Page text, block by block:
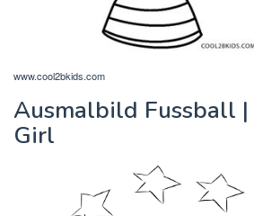
www.cool2bkids.com
Ausmalbild Fussball
Girl